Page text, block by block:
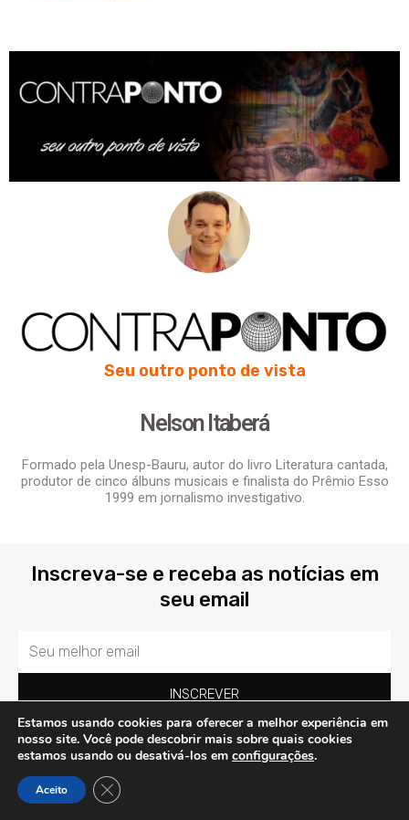
Seu outro ponto de vista
Nelson Itaberá
Formado pela Unesp-Bauru, autor do livro Literatura cantada,
produtor de cinco álbuns musicais e finalista do Prêmio Esso
1999 em jornalismo investigativo.
Inscreva-se e receba as notícias em
seu email
Email
INSCREVER
Acompanhe as notícias pelo grupo exclusivo
pelo link comunidade whatsapp:
Estamos usando cookies para oferecer a melhor experiência em
nosso site. Você pode descobrir mais sobre quais cookies
estamos usando ou desativá-los em configurações.
Aceito Close GDPR Cookie Banner